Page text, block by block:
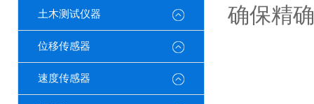
土木测试仪器
位移传感器
速度传感器
确保精